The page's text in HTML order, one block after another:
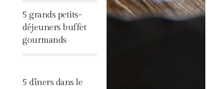
5 grands petits-
déjeuners buffet
gourmands
5 dîners dans le